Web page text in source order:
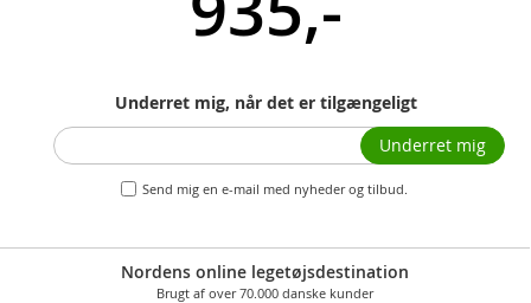
Underret mig, når det er tilgængeligt
Send mig en e-mail med nyheder og tilbud.
Underret mig
Nordens online legetøjsdestination
Brugt af over 70.000 danske kunder